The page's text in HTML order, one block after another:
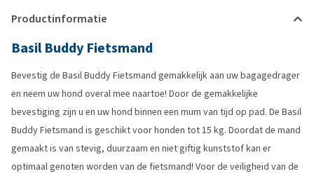
Productinformatie
Basil Buddy Fietsmand
Bevestig de Basil Buddy Fietsmand gemakkelijk aan uw bagagedrager
en neem uw hond overal mee naartoe! Door de gemakkelijke
bevestiging zijn u en uw hond binnen een mum van tijd op pad. De Basil
Buddy Fietsmand is geschikt voor honden tot 15 kg. Doordat de mand
gemaakt is van stevig, duurzaam en niet giftig kunststof kan er
optimaal genoten worden van de fietsmand! Voor de veiligheid van de